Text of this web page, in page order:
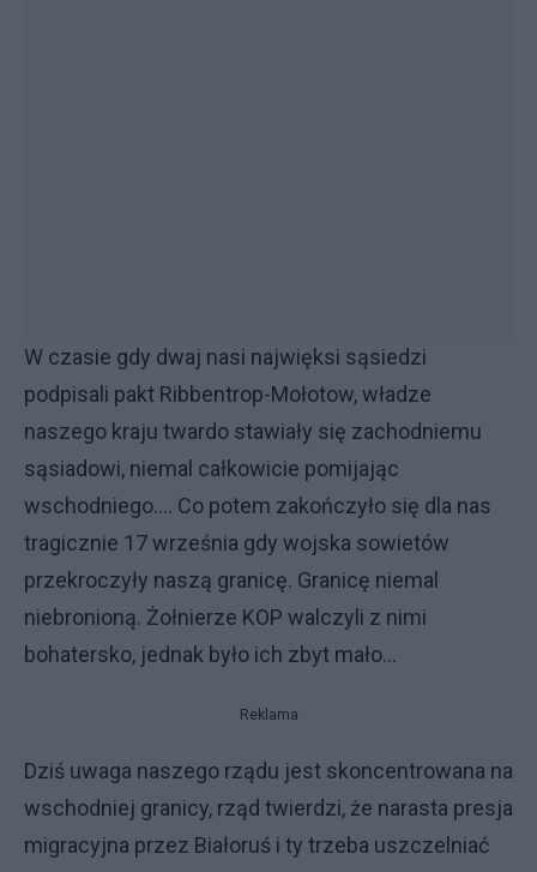
W czasie gdy dwaj nasi najwięksi sąsiedzi
podpisali pakt Ribbentrop-Mołotow, władze
naszego kraju twardo stawiały się zachodniemu
sąsiadowi, niemal całkowicie pomijając
wschodniego.... Co potem zakończyło się dla nas
tragicznie 17 września gdy wojska sowietów
przekroczyły naszą granicę. Granicę niemal
niebronioną. Żołnierze KOP walczyli z nimi
bohatersko, jednak było ich zbyt mało...
Reklama
Dziś uwaga naszego rządu jest skoncentrowana na
wschodniej granicy, rząd twierdzi, że narasta presja
migracyjna przez Białoruś i ty trzeba uszczelniać